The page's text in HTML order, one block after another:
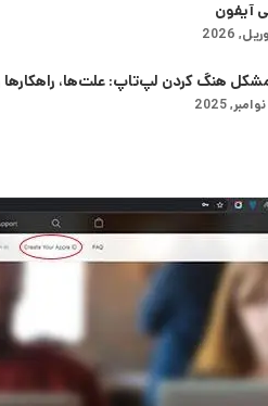
آیفون
هنگ کردن لپ‌تاپ: علت‌ها،